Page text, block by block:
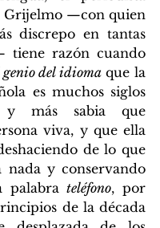
Grijelmo —con quien
discrepo en tantas
tiene razón cuando
del idioma que la
es muchos siglos
y más sabia que
viva, y que ella
de lo que
nada y conservando
palabra teléfono, por
de la década